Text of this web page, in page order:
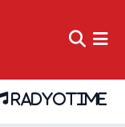
RADYOTIME